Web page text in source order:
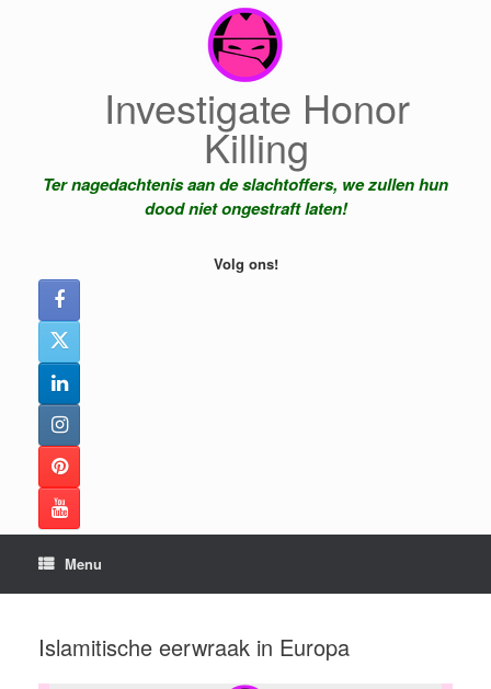
Investigate Honor
Killing
Ter nagedachtenis aan de slachtoffers, we zullen hun
dood niet ongestraft laten!
Volg ons!
Menu
Islamitische eerwraak in Europa